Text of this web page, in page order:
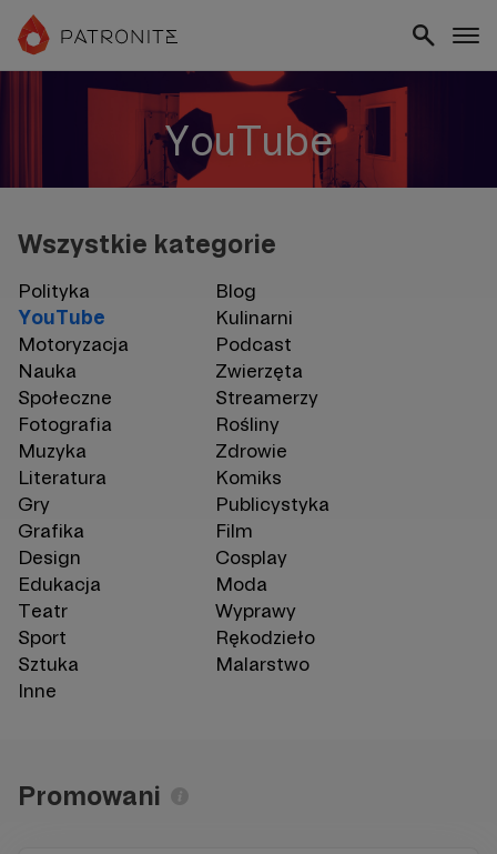
YouTube
Wszystkie kategorie
Polityka
Blog
YouTube
Kulinarni
Motoryzacja
Podcast
Nauka
Zwierzęta
Społeczne
Streamerzy
Fotografia
Rośliny
Muzyka
Zdrowie
Literatura
Komiks
Gry
Publicystyka
Grafika
Film
Design
Cosplay
Edukacja
Moda
Teatr
Wyprawy
Sport
Rękodzieło
Sztuka
Malarstwo
Inne
Promowani